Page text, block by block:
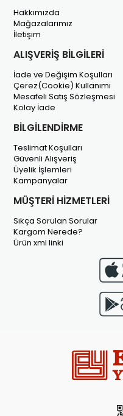
Hakkımızda
Mağazalarımız
İletişim
ALIŞVERİŞ BİLGİLERİ
İade ve Değişim Koşulları
Çerez(Cookie) Kullanımı
Mesafeli Satış Sözleşmesi
Kolay İade
BİLGİLENDİRME
Teslimat Koşulları
Güvenli Alışveriş
Üyelik İşlemleri
Kampanyalar
MÜŞTERİ HİZMETLERİ
Sıkça Sorulan Sorular
Kargom Nerede?
Ürün xml linki